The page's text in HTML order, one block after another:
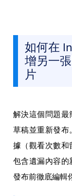
如何在
增另一
解決這個問題最
草稿並重新發布
據（觀看次數和
包含遺漏內容的
發布前徹底編輯